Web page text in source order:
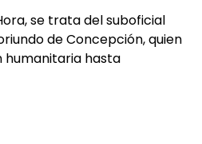
se trata del suboficial
de Concepción, quien
humanitaria hasta